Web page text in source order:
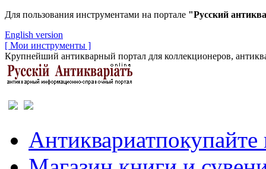
Для пользования инструментами на портале "Русский
English version
[ Мои инструменты ]
Крупнейший антикварный портал для коллекционеров,
Антиквариатпокупайте